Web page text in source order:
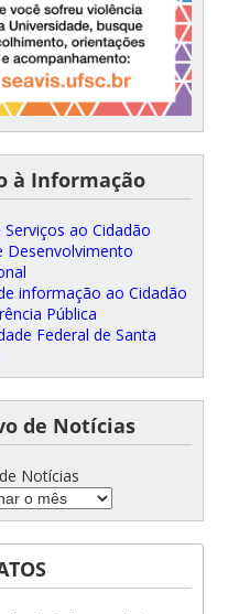
à Informação
Serviços ao Cidadão
Desenvolvimento
informação ao Cidadão
Pública
Federal de Santa
de Notícias
Notícias